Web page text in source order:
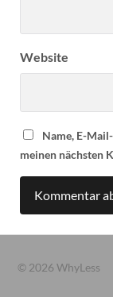
Website
Name, E-
meinen nächsten
© 2026WhyLess